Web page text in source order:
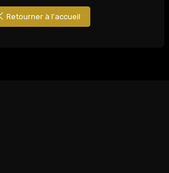
Retourner à l'accueil